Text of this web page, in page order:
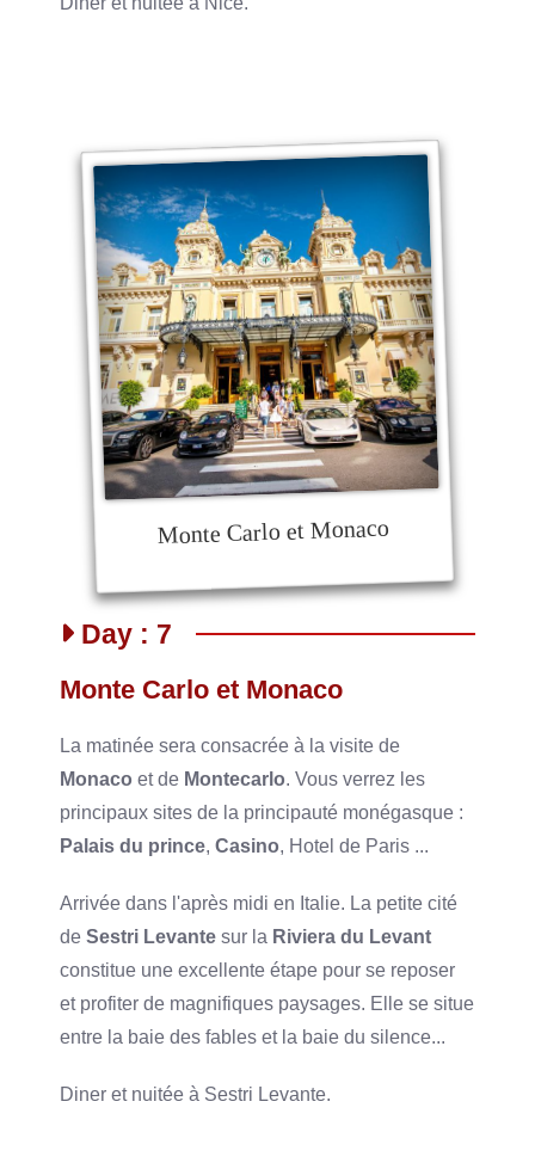
Monte Carlo et Monaco
Day : 7
Monte Carlo et Monaco
La matinée sera consacrée à la visite de
Monaco et de Montecarlo. Vous verrez les
principaux sites de la principauté monégasque :
Palais du prince,Casino, Hotel de Paris ...
Arrivée dans l'après midi en Italie. La petite cité
de Sestri Levante sur la Riviera du Levant
constitue une excellente étape pour se reposer
et profiter de magnifiques paysages. Elle se situe
entre la baie des fables et la baie du silence...
Diner et nuitée à Sestri Levante.